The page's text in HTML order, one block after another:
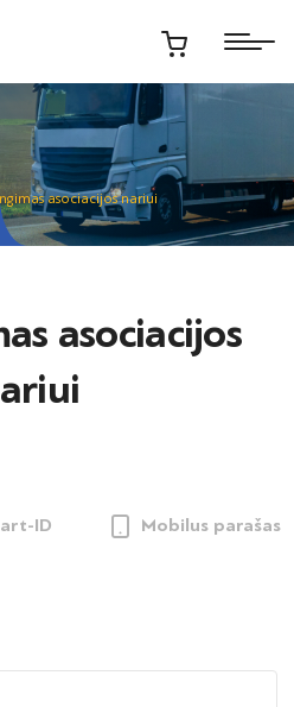
asociacijos nariui
asociacijos
ID Mobilus parašas